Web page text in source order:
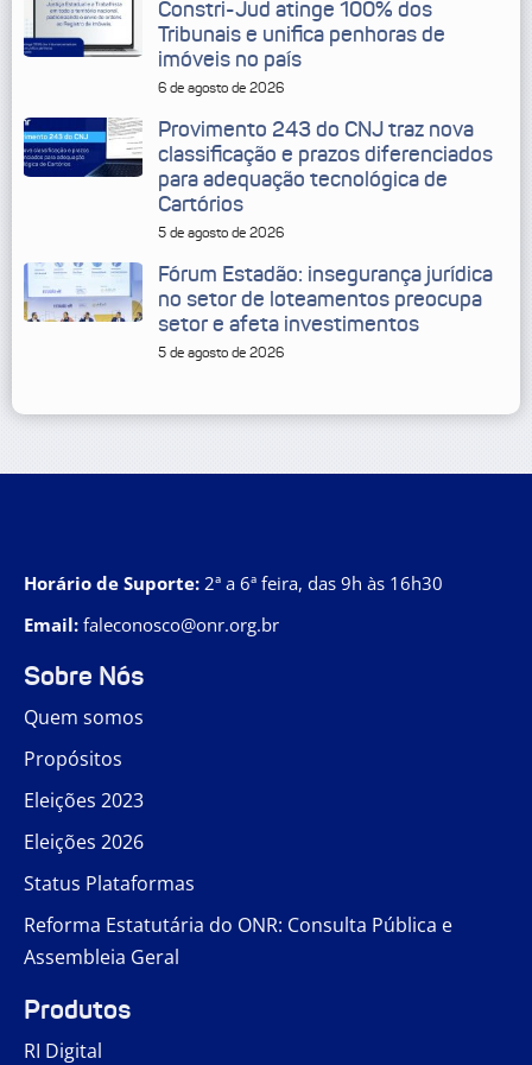
Constri-Jud atinge 100% dos
Tribunais e unifica penhoras de
imóveis no país
6 de agosto de 2026
Provimento 243 do CNJ traz nova
classificação e prazos diferenciados
para adequação tecnológica de
Cartórios
5 de agosto de 2026
Fórum Estadão: insegurança jurídica
no setor de loteamentos preocupa
setor e afeta investimentos
5 de agosto de 2026
Horário de Suporte: 2ª a 6ª feira, das 9h às 16h30
Email: faleconosco@onr.org.br
Sobre Nós
Quem somos
Propósitos
Eleições 2023
Eleições 2026
Status Plataformas
Reforma Estatutária do ONR: Consulta Pública e
Assembleia Geral
Produtos
RI Digital